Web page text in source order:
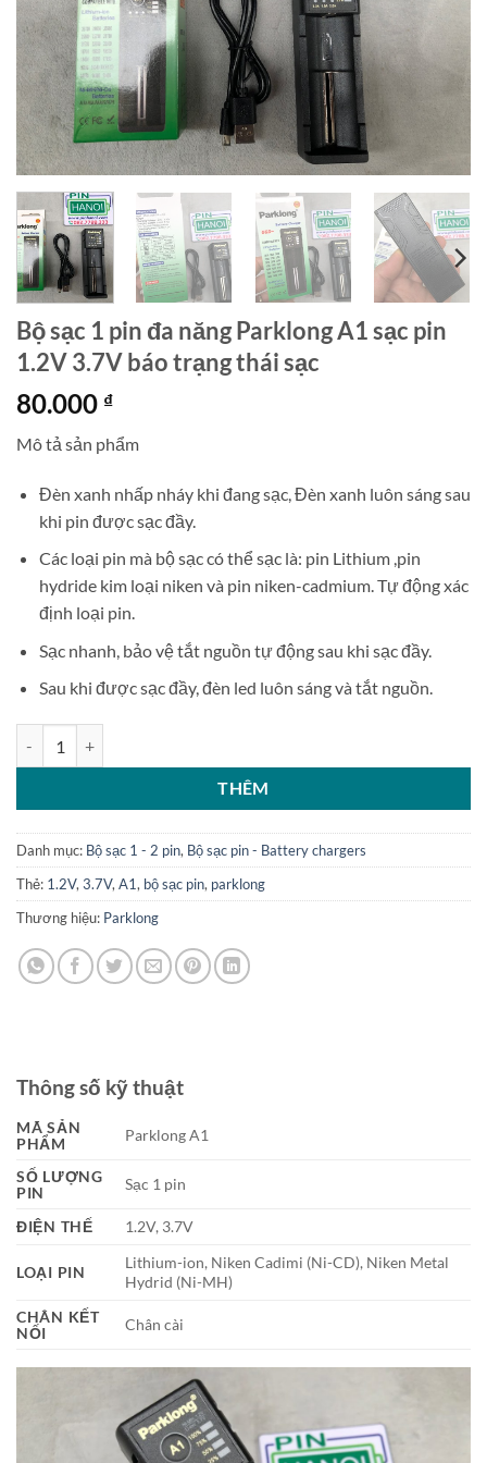
Bộ sạc 1 pin đa năng Parklong A1 sạc pin
1.2V 3.7V báo trạng thái sạc
80.000 ₫
Mô tả sản phẩm
Đèn xanh nhấp nháy khi đang sạc, Đèn xanh luôn sáng sau
khi pin được sạc đầy.
Các loại pin mà bộ sạc có thể sạc là: pin Lithium ,pin
hydride kim loại niken và pin niken-cadmium. Tự động xác
định loại pin.
Sạc nhanh, bảo vệ tắt nguồn tự động sau khi sạc đầy.
Sau khi được sạc đầy, đèn led luôn sáng và tắt nguồn.
THÊM
Danh mục: Bộ sạc 1 - 2 pin, Bộ sạc pin - Battery chargers
Thẻ: 1.2V, 3.7V, A1, bộ sạc pin, parklong
Thương hiệu: Parklong
Thông số kỹ thuật
MÃ SẢN
PHẨM
Parklong A1
SỐ LƯỢNG
PIN
Sạc 1 pin
ĐIỆN THẾ 1.2V, 3.7V
LOẠI PIN
Lithium-ion, Niken Cadimi (Ni-CD), Niken Metal
Hydrid (Ni-MH)
CHÂN KẾT
NỐI
Chân cài